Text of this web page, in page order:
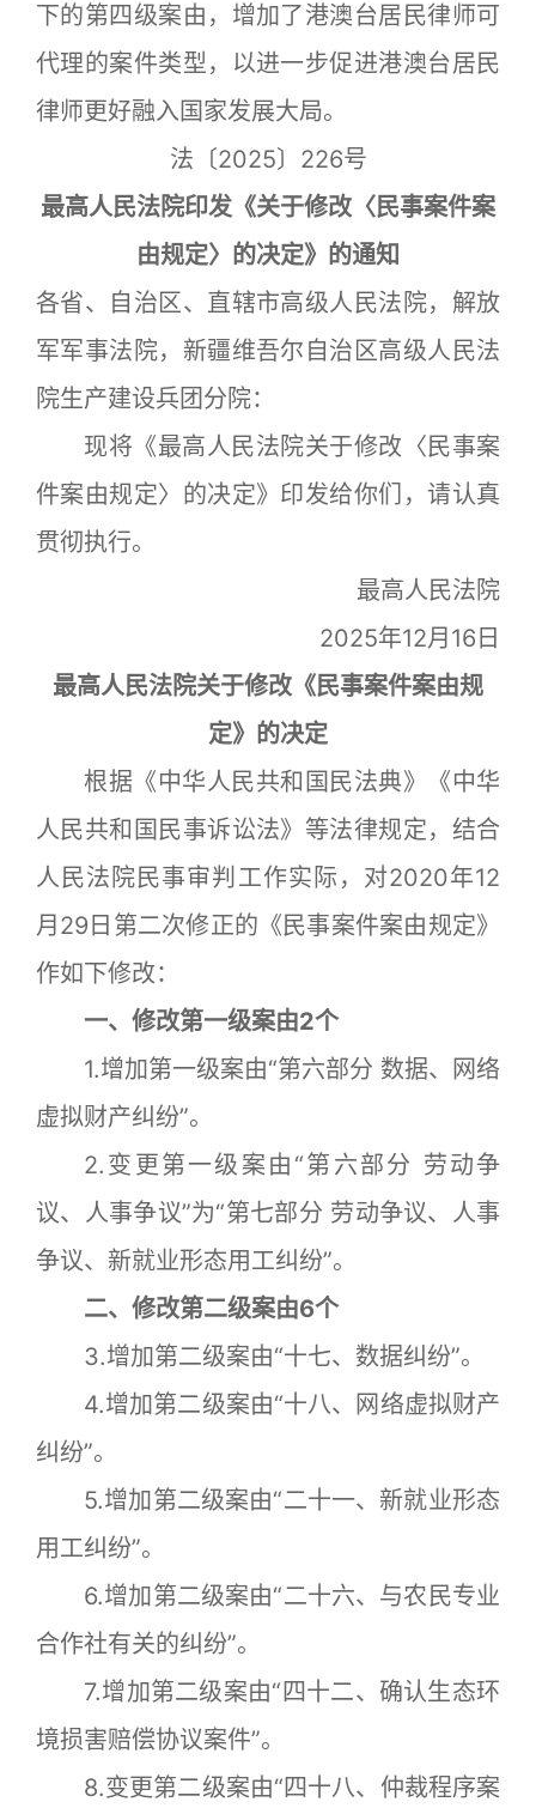
下的第四级案由，增加了港澳台居民律师可
代理的案件类型，以进一步促进港澳台居民
律师更好融入国家发展大局。
法〔2025〕226号
最高人民法院印发《关于修改〈民事案件案
由规定〉的决定》的通知
各省、自治区、直辖市高级人民法院，解放
军军事法院，新疆维吾尔自治区高级人民法
院生产建设兵团分院：
现将《最高人民法院关于修改〈民事案
件案由规定〉的决定》印发给你们，请认真
贯彻执行。
最高人民法院
2025年12月16日
最高人民法院关于修改《民事案件案由规
定》的决定
根据《中华人民共和国民法典》《中华
人民共和国民事诉讼法》等法律规定，结合
人民法院民事审判工作实际，对2020年12
月29日第二次修正的《民事案件案由规定》
作如下修改：
一、修改第一级案由2个
1.增加第一级案由“第六部分 数据、网络
虚拟财产纠纷”。
2.变更第一级案由“第六部分 劳动争
议、人事争议”为“第七部分 劳动争议、人事
争议、新就业形态用工纠纷”。
二、修改第二级案由6个
3.增加第二级案由“十七、数据纠纷”。
4.增加第二级案由“十八、网络虚拟财产
纠纷”。
5.增加第二级案由“二十一、新就业形态
用工纠纷”。
6.增加第二级案由“二十六、与农民专业
合作社有关的纠纷”。
7.增加第二级案由“四十二、确认生态环
境损害赔偿协议案件”。
8.变更第二级案由“四十八、仲裁程序案